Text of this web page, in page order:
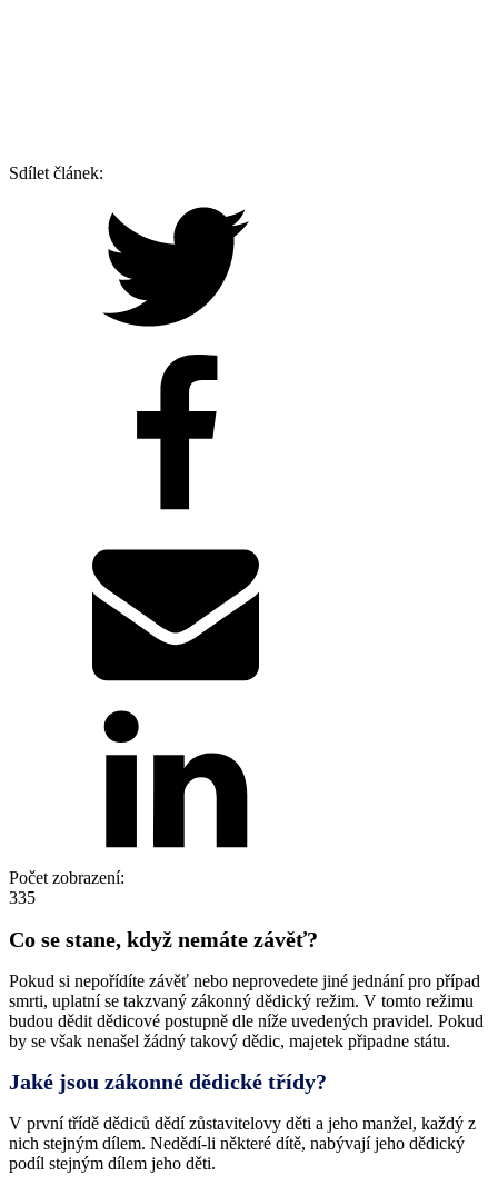
Sdílet článek:
Počet zobrazení:
335
Co se stane, když nemáte závěť?
Pokud si nepořídíte závěť nebo neprovedete jiné jednání pro případ
smrti, uplatní se takzvaný zákonný dědický režim. V tomto režimu
budou dědit dědicové postupně dle níže uvedených pravidel. Pokud
by se však nenašel žádný takový dědic, majetek připadne státu.
Jaké jsou zákonné dědické třídy?
V první třídě dědiců dědí zůstavitelovy děti a jeho manžel, každý z
nich stejným dílem. Nedědí-li některé dítě, nabývají jeho dědický
podíl stejným dílem jeho děti.